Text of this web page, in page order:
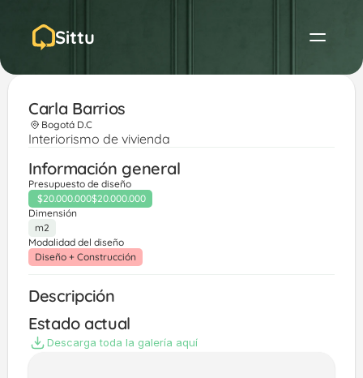
Sittu
Carla Barrios
Bogotá D.C
Interiorismo de vivienda
Información general
Presupuesto de diseño
$20.000.000$20.000.000
Dimensión
m2
Modalidad del diseño
Diseño + Construcción
Descripción
Estado actual
Descarga toda la galería aquí